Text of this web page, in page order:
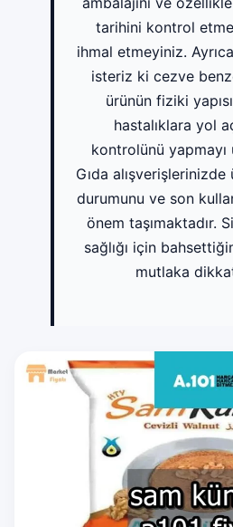
tarihini kontrol
ihmal etmeyiniz.
isteriz ki cezve
ürünün fiziki
hastalıklara yol
kontrolünü yapmayı
Gıda
durumunu ve son
önem taşımaktadır.
sağlığı için
mutlaka